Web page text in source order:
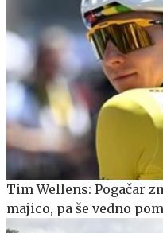
Tim Wellens: Pogačar
majico, pa še vedno